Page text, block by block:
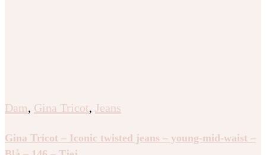
Dam, Gina Tricot, Jeans
Gina Tricot – Iconic twisted jeans – young-mid-waist –